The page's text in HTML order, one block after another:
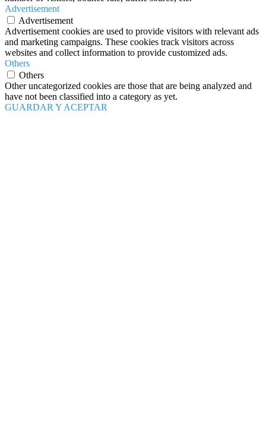
Advertisement
Advertisement
Advertisement cookies are used to provide visitors with relevant ads
and marketing campaigns. These cookies track visitors across
websites and collect information to provide customized ads.
Others
Others
Other uncategorized cookies are those that are being analyzed and
have not been classified into a category as yet.
GUARDAR Y ACEPTAR